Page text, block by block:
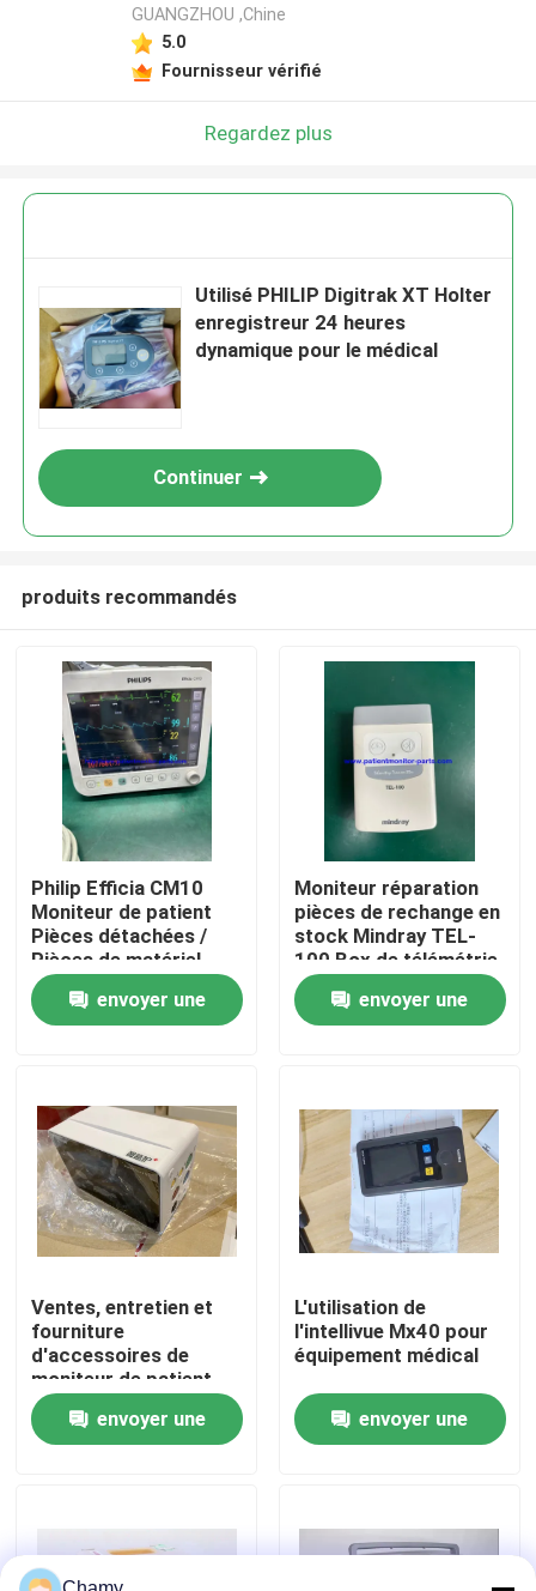
À la maison
Produits
À propos de nous
Visite de l'usine
Nous contacter
Demandez un devis
Module de moniteur patient
GUANGZHOU ,Chine
5.0
Fournisseur vérifié
Regardez plus
Utilisé PHILIP Digitrak XT Holter
enregistreur 24 heures
dynamique pour le médical
Continuer
produits recommandés
Philip Efficia CM10
Moniteur de patient
Pièces détachées /
Pièces de matériel
médical
envoyer une
Moniteur réparation
pièces de rechange en
stock Mindray TEL-
100 Box de télémétrie
ECG
envoyer une
Ventes, entretien et
fourniture
d'accessoires de
moniteur de patient
Mindray BeneVision N1
envoyer une
L'utilisation de
l'intellivue Mx40 pour
équipement médical
envoyer une